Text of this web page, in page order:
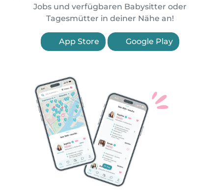
Jobs und verfügbaren Babysitter oder
Tagesmütter in deiner Nähe an!
App Store Google Play